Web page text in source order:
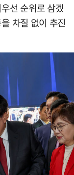
선 순위로 삼겠
차질 없이 추진